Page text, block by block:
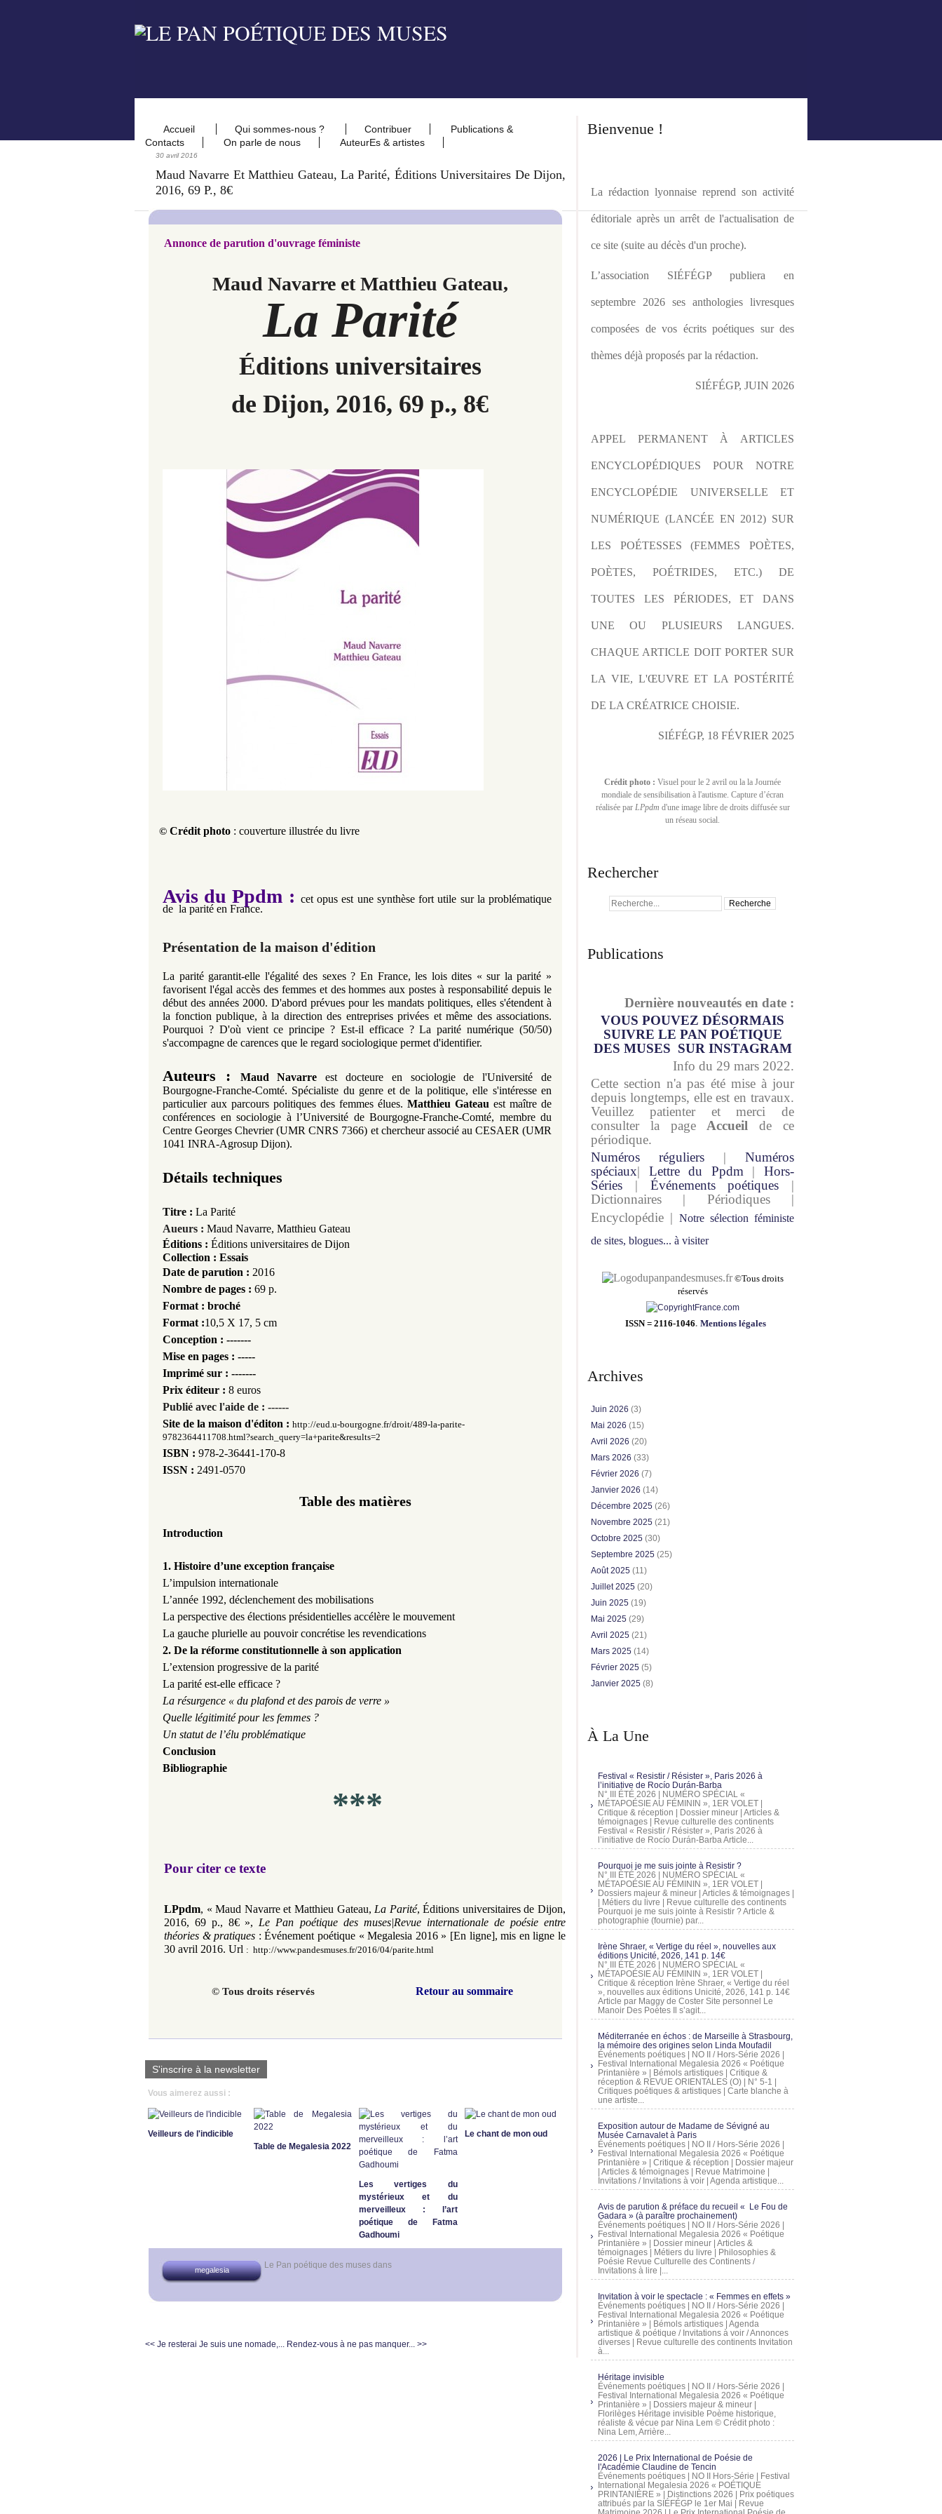
Accueil Qui sommes-nous ? Contribuer
Publications &
Contacts
On parle de nous AuteurEs & artistes
30 avril 2016
Maud Navarre Et Matthieu Gateau, La Parité, Éditions Universitaires De Dijon,
2016, 69 P., 8€
Annonce de parution d'ouvrage féministe
Maud Navarre et Matthieu Gateau,
La Parité
Éditions universitaires
de Dijon, 2016, 69 p., 8€
© Crédit photo : couverture illustrée du livre
Avis du Ppdm : cet opus est une synthèse fort utile sur la problématique
de la parité en France.
Présentation de la maison d'édition
La parité garantit-elle l'égalité des sexes ? En France, les lois dites « sur la parité »
favorisent l'égal accès des femmes et des hommes aux postes à responsabilité depuis le
début des années 2000. D'abord prévues pour les mandats politiques, elles s'étendent à
la fonction publique, à la direction des entreprises privées et même des associations.
Pourquoi ? D'où vient ce principe ? Est-il efficace ? La parité numérique (50/50)
s'accompagne de carences que le regard sociologique permet d'identifier.
Auteurs : Maud Navarre est docteure en sociologie de l'Université de
Bourgogne-Franche-Comté. Spécialiste du genre et de la politique, elle s'intéresse en
particulier aux parcours politiques des femmes élues. Matthieu Gateau est maître de
conférences en sociologie à l’Université de Bourgogne-Franche-Comté, membre du
Centre Georges Chevrier (UMR CNRS 7366) et chercheur associé au CESAER (UMR
1041 INRA-Agrosup Dijon).
Détails techniques
Titre : La Parité
Aueurs : Maud Navarre, Matthieu Gateau
Éditions : Éditions universitaires de Dijon
Collection : Essais
Date de parution : 2016
Nombre de pages : 69 p.
Format : broché
Format :10,5 X 17, 5 cm
Conception : -------
Mise en pages : -----
Imprimé sur : -------
Prix éditeur : 8 euros
Publié avec l'aide de : ------
Site de la maison d'éditon : http://eud.u-bourgogne.fr/droit/489-la-parite-
9782364411708.html?search_query=la+parite&results=2
ISBN : 978-2-36441-170-8
ISSN : 2491-0570
Table des matières
Introduction
1. Histoire d’une exception française
L’impulsion internationale
L’année 1992, déclenchement des mobilisations
La perspective des élections présidentielles accélère le mouvement
La gauche plurielle au pouvoir concrétise les revendications
2. De la réforme constitutionnelle à son application
L’extension progressive de la parité
La parité est-elle efficace ?
La résurgence « du plafond et des parois de verre »
Quelle légitimité pour les femmes ?
Un statut de l’élu problématique
Conclusion
Bibliographie
***
Pour citer ce texte
LPpdm, « Maud Navarre et Matthieu Gateau, La Parité, Éditions universitaires de Dijon,
2016, 69 p., 8€ », Le Pan poétique des muses|Revue internationale de poésie entre
théories & pratiques :Événement poétique «Megalesia 2016 » [En ligne], mis en ligne le
30 avril 2016. Url : http://www.pandesmuses.fr/2016/04/parite.html
© Tous droits réservés Retour au sommaire
S'inscrire à la newsletter
Vous aimerez aussi :
Veilleurs de l'indicible
Table de Megalesia 2022
Les vertiges du
mystérieux et du
merveilleux : l’art
poétique de Fatma
Gadhoumi
Le chant de mon oud
Le Pan poétique des muses dans
megalesia
<< Je resterai Je suis une nomade,... Rendez-vous à ne pas manquer... >>
Bienvenue !
La rédaction lyonnaise reprend son activité
éditoriale après un arrêt de l'actualisation de
ce site (suite au décès d'un proche).
L’association SIÉFÉGP publiera en
septembre 2026 ses anthologies livresques
composées de vos écrits poétiques sur des
thèmes déjà proposés par la rédaction.
SIÉFÉGP, JUIN 2026
APPEL PERMANENT À ARTICLES
ENCYCLOPÉDIQUES POUR NOTRE
ENCYCLOPÉDIE UNIVERSELLE ET
NUMÉRIQUE (LANCÉE EN 2012) SUR
LES POÉTESSES (FEMMES POÈTES,
POÈTES, POÉTRIDES, ETC.) DE
TOUTES LES PÉRIODES, ET DANS
UNE OU PLUSIEURS LANGUES.
CHAQUE ARTICLE DOIT PORTER SUR
LA VIE, L'ŒUVRE ET LA POSTÉRITÉ
DE LA CRÉATRICE CHOISIE.
SIÉFÉGP, 18 FÉVRIER 2025
Crédit photo : Visuel pour le 2 avril ou la la Journée
mondiale de sensibilisation à l'autisme. Capture d’écran
réalisée par LPpdm d'une image libre de droits diffusée sur
un réseau social.
Rechercher
Publications
Dernière nouveautés en date :
VOUS POUVEZ DÉSORMAIS
SUIVRE LE PAN POÉTIQUE
DES MUSES SUR INSTAGRAM
Info du 29 mars 2022.
Cette section n'a pas été mise à jour
depuis longtemps, elle est en travaux.
Veuillez patienter et merci de
consulter la page Accueil de ce
périodique.
Numéros réguliers | Numéros
spéciaux| Lettre du Ppdm |Hors-
Séries | Événements poétiques |
Dictionnaires | Périodiques |
Encyclopédie | Notre sélection féministe
de sites, blogues... à visiter
pandesmuses.fr ©Tous droits
réservés
ISSN = 2116-1046. Mentions légales
Archives
Juin 2026 (3)
Mai 2026 (15)
Avril 2026 (20)
Mars 2026 (33)
Février 2026 (7)
Janvier 2026 (14)
Décembre 2025 (26)
Novembre 2025 (21)
Octobre 2025 (30)
Septembre 2025 (25)
Août 2025 (11)
Juillet 2025 (20)
Juin 2025 (19)
Mai 2025 (29)
Avril 2025 (21)
Mars 2025 (14)
Février 2025 (5)
Janvier 2025 (8)
À La Une
Festival « Resistir / Résister », Paris 2026 à
l’initiative de Rocío Durán-Barba
N° III ÉTÉ 2026 | NUMÉRO SPÉCIAL «
MÉTAPOÉSIE AU FÉMININ », 1ER VOLET |
Critique & réception | Dossier mineur | Articles &
témoignages | Revue culturelle des continents
Festival « Resistir / Résister », Paris 2026 à
l’initiative de Rocío Durán-Barba Article...
Pourquoi je me suis jointe à Resistir ?
N° III ÉTÉ 2026 | NUMÉRO SPÉCIAL «
MÉTAPOÉSIE AU FÉMININ », 1ER VOLET |
Dossiers majeur & mineur | Articles & témoignages |
| Métiers du livre | Revue culturelle des continents
Pourquoi je me suis jointe à Resistir ? Article &
photographie (fournie) par...
Irène Shraer, « Vertige du réel », nouvelles aux
éditions Unicité, 2026, 141 p. 14€
N° III ÉTÉ 2026 | NUMÉRO SPÉCIAL «
MÉTAPOÉSIE AU FÉMININ », 1ER VOLET |
Critique & réception Irène Shraer, « Vertige du réel
», nouvelles aux éditions Unicité, 2026, 141 p. 14€
Article par Maggy de Coster Site personnel Le
Manoir Des Poètes Il s’agit...
Méditerranée en échos : de Marseille à Strasbourg,
la mémoire des origines selon Linda Moufadil
Événements poétiques | NO II / Hors-Série 2026 |
Festival International Megalesia 2026 « Poétique
Printanière » | Bémols artistiques | Critique &
réception & REVUE ORIENTALES (O) | N° 5-1 |
Critiques poétiques & artistiques | Carte blanche à
une artiste...
Exposition autour de Madame de Sévigné au
Musée Carnavalet à Paris
Événements poétiques | NO II / Hors-Série 2026 |
Festival International Megalesia 2026 « Poétique
Printanière » | Critique & réception | Dossier majeur
| Articles & témoignages | Revue Matrimoine |
Invitations / Invitations à voir | Agenda artistique...
Avis de parution & préface du recueil « Le Fou de
Gadara » (à paraître prochainement)
Événements poétiques | NO II / Hors-Série 2026 |
Festival International Megalesia 2026 « Poétique
Printanière » | Dossier mineur | Articles &
témoignages | Métiers du livre | Philosophies &
Poésie Revue Culturelle des Continents /
Invitations à lire |...
Invitation à voir le spectacle : « Femmes en effets »
Événements poétiques | NO II / Hors-Série 2026 |
Festival International Megalesia 2026 « Poétique
Printanière » | Bémols artistiques | Agenda
artistique & poétique / Invitations à voir / Annonces
diverses | Revue culturelle des continents Invitation
à...
Héritage invisible
Événements poétiques | NO II / Hors-Série 2026 |
Festival International Megalesia 2026 « Poétique
Printanière » | Dossiers majeur & mineur |
Florilèges Héritage invisible Poème historique,
réaliste & vécue par Nina Lem © Crédit photo :
Nina Lem, Arrière...
2026 | Le Prix International de Poésie de
l'Académie Claudine de Tencin
Événements poétiques | NO II Hors-Série | Festival
International Megalesia 2026 « POÉTIQUE
PRINTANIÈRE » | Distinctions 2026 | Prix poétiques
attribués par la SIÉFÉGP le 1er Mai | Revue